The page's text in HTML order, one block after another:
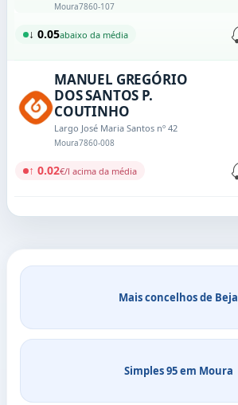
Moura7860-107
↓ 0.05abaixo da média
MANUEL GREGÓRIO
DOS SANTOS P.
COUTINHO
Largo José Maria Santos nº 42
Moura7860-008
↑ 0.02€/l acima da média
Mais concelhos de Beja
Simples 95 em Moura